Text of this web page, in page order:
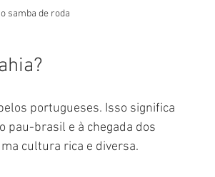
samba de roda
portugueses. Isso significa
pau-brasil e à chegada dos
cultura rica e diversa.